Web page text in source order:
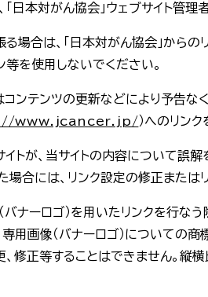
「日本対がん協会」ウェブサイト管理者
る場合は、「日本対がん協会」からの
等を使用しないでください。
コンテンツの更新などにより予告な
www.jcancer.jp/）へのリン
イトが、当サイトの内容について誤
場合には、リンク設定の修正または
バナーロゴ）を用いたリンクを行な
用画像（バナーロゴ）についての
、修正等することはできません。縦